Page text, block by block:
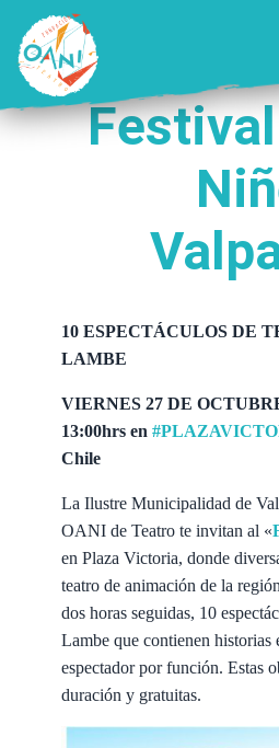
contenido
10 ESPECTÁCULOS DE
LAMBE
VIERNES 27 DE
13:00hrs en
Chile
La Ilustre Municipalidad de
OANI de Teatro te invitan al «
en Plaza Victoria, donde
teatro de animación de la
dos horas seguidas, 10
Lambe que contienen historias
espectador por función. Estas
duración y gratuitas.